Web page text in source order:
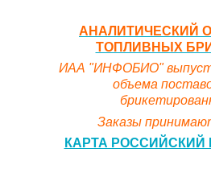
АНАЛИТИЧЕСКИЙ
ТОПЛИВНЫХ
ИАА "ИНФОБИО"
объема
Заказы
КАРТА РОССИЙСКИЙ